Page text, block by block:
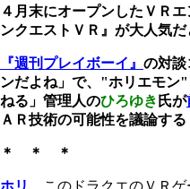
４月末にオープンした ＶＲ エ
ンクエストＶＲ』が大人気だ
『週刊プレイボーイ』 の対
ンだよね」で、"ホリエモン"
ねる」管理人のひろゆき 氏が
ＡＲ技術の可能性を議論する
＊ ＊ ＊
ホリ
このドラクエのＶＲゲ